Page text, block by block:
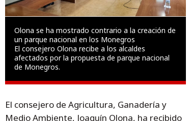
Olona se ha mostrado contrario a la creación de
un parque nacional en los Monegros
El consejero Olona recibe a los alcaldes
afectados por la propuesta de parque nacional
de Monegros.
El consejero de Agricultura, Ganadería y
Medio Ambiente, Joaquín Olona, ha recibido